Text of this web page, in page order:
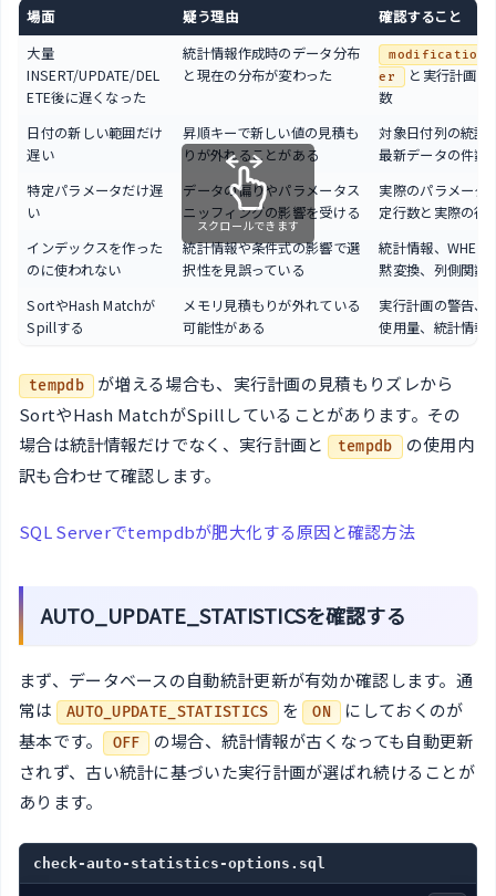
場面 疑う理由
確認すること
大量
INSERT/UPDATE/DEL
ETE後に遅くなった
統計情報作成時のデータ分布
と現在の分布が変わった
er
と実行計画の
数
日付の新しい範囲だけ
遅い
昇順キーで新しい値の見積も
りが外れることがある
対象日付列の統計
最新データの件数
特定パラメータだけ遅
い
データの偏りやパラメータス
ニッフィングの影響を受ける
実際のパラメータ
定行数と実際の行
インデックスを作った
のに使われない
統計情報や条件式の影響で選
択性を見誤っている
統計情報、
黙変換、列側関数
SortやHash Matchが
Spillする
メモリ見積もりが外れている
可能性がある
実行計画の警告
使用量、統計情報
スクロールできます
tempdb が増える場合も、実行計画の見積もりズレから
SortやHash MatchがSpillしていることがあります。その
場合は統計情報だけでなく、実行計画と
tempdb の使用内
訳も合わせて確認します。
SQL Serverでtempdbが肥大化する原因と確認方法
AUTO_UPDATE_STATISTICSを確認する
まず、データベースの自動統計更新が有効か確認します。通
常は
AUTO_UPDATE_STATISTICS を ON
にしておくのが
基本です。
OFF
の場合、統計情報が古くなっても自動更新
されず、古い統計に基づいた実行計画が選ばれ続けることが
あります。
check-auto-statistics-options.sql